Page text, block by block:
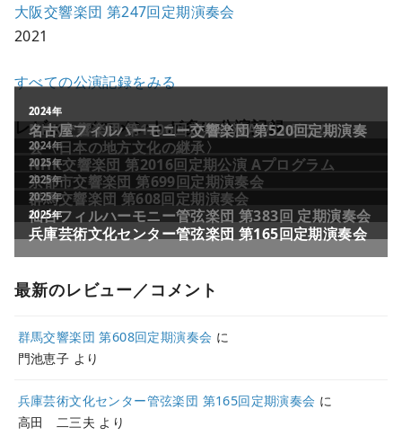
大阪交響楽団 第247回定期演奏会
2021
すべての公演記録をみる
レビュー／コメントが多い公演記録
最新のレビュー／コメント
群馬交響楽団 第608回定期演奏会 に
門池恵子 より
兵庫芸術文化センター管弦楽団 第165回定期演奏会 に
高田 二三夫 より